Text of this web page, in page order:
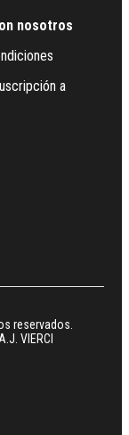
nosotros
a
reservados.
VIERCI